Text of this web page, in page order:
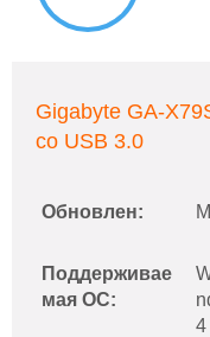
Gigabyte GA-
co USB 3.0
Обновлен:
Поддерживае
мая ОС:
4